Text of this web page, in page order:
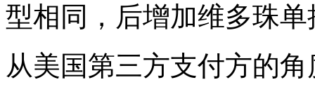
型相同，后增加维多珠
从美国第三方支付方的